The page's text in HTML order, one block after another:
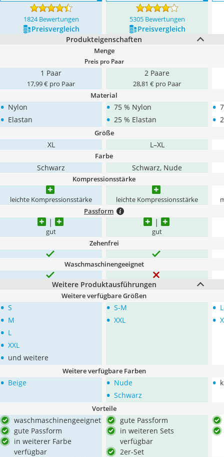
1824 Bewertungen 5305 Bewertungen
Preis­vergleich
Preis­vergleich
Produkteigenschaften
Menge
Preis pro Paar
1 Paar
17,99 € pro Paar
2 Paare
28,81 € pro Paar
Material
• Nylon
• Elastan
• 75 % Nylon
• 25 % Elastan
•
•
Größe
XL L–XL
Farbe
Schwarz Schwarz, Nude
Kompressionsstärke
leichte Kompressionsstärke leichte Kompressionsstärke
Passform
gut gut
Zehenfrei
Waschmaschinengeeignet
Weitere Produktausführungen
Weitere verfügbare Größen
• S
• M
• L
• XXL
• und weitere
• S-M
• XXL
•
•
Weitere verfügbare Farben
• Beige • Nude
• Schwarz
•
Vorteile
waschmaschinengeeignet
gute Passform
in weiterer Farbe
verfügbar
gute Passform
in weiteren Sets
verfügbar
2er-Set